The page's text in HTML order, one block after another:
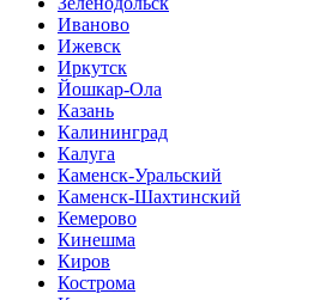
Иваново
Ижевск
Иркутск
Йошкар-Ола
Казань
Калининград
Калуга
Каменск-Уральский
Каменск-Шахтинский
Кемерово
Кинешма
Киров
Кострома